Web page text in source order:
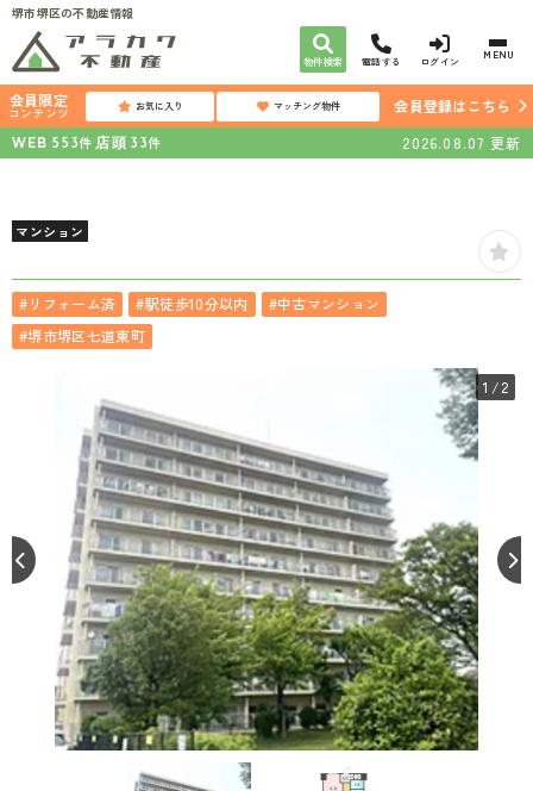
堺市堺区の不動産情報
物件検索 電話する ログイン MENU
会員限定
コンテンツ お気に入り マッチング物件
会員登録はこちら
WEB 553件 店頭 33件 2026.08.07 更新
マンション
#リフォーム済 #駅徒歩10分以内
#中古マンション
#堺市堺区七道東町
1 /2